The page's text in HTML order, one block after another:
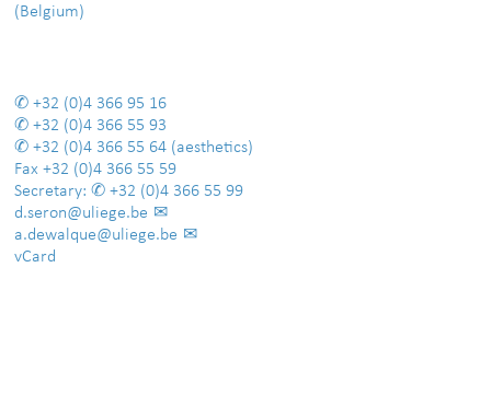
(Belgium)
+32 (0)4 366 95 16
+32 (0)4 366 55 93
+32 (0)4 366 55 64 (aesthetics)
Fax +32 (0)4 366 55 59
Secretary:
+32 (0)4 366 55 99
d.seron@uliege.be
a.dewalque@uliege.be
vCard